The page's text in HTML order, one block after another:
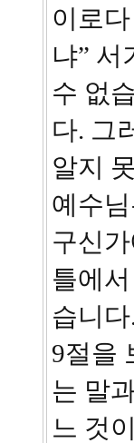
이로
냐” 서
수 없
다. 그
알지
예수
구신
틀에
습니
9절을
는 말
느 것